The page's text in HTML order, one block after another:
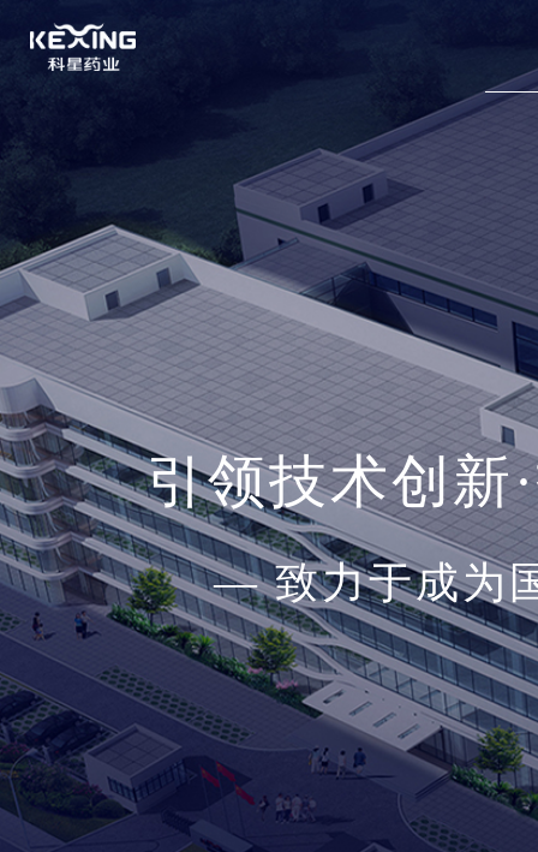
引领技术创新
— 致力于成为